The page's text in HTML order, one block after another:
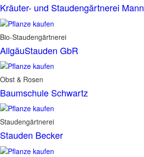
Kräuter- und Staudengärtnerei Mann
Bio-Staudengärtnerei
AllgäuStauden GbR
Obst & Rosen
Baumschule Schwartz
Staudengärtnerei
Stauden Becker